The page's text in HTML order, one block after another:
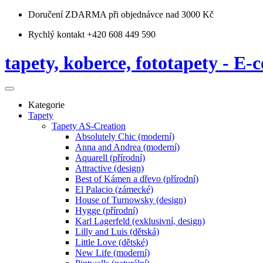
Doručení ZDARMA při objednávce nad 3000 Kč
Rychlý kontakt +420 608 449 590
tapety, koberce, fototapety - E-
Kategorie
Tapety
Tapety AS-Creation
Absolutely Chic (moderní)
Anna and Andrea (moderní)
Aquarell (přírodní)
Attractive (design)
Best of Kámen a dřevo (přírodní)
El Palacio (zámecké)
House of Turnowsky (design)
Hygge (přírodní)
Karl Lagerfeld (exklusivní, design)
Lilly and Luis (dětská)
Little Love (dětské)
New Life (moderní)